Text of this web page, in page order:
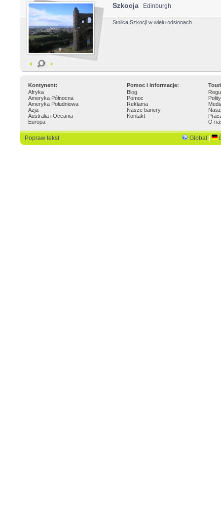
Szkocja Edinburgh
Stolica Szkocji w wielu odsłonach
Kontynent: Pomoc i informacje:
Afryka
Ameryka Północna
Ameryka Południowa
Azja
Australia i Oceania
Europa
Blog
Pomoc
Reklama
Nasze banery
Kontakt
O
Popraw tekst Global